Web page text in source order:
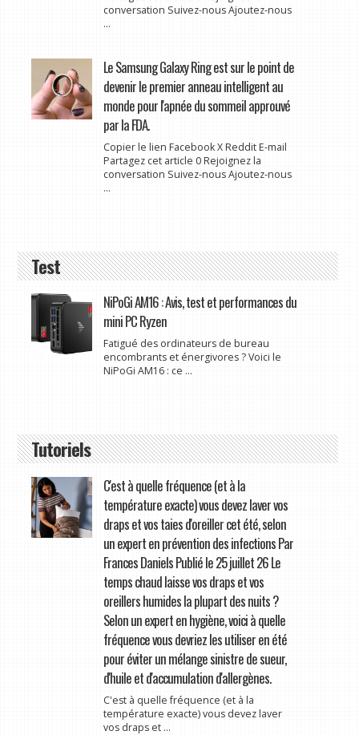
conversation Suivez-nous Ajoutez-nous
...
Le Samsung Galaxy Ring est sur le point de
devenir le premier anneau intelligent au
monde pour l'apnée du sommeil approuvé
par la FDA.
Copier le lien Facebook X Reddit E-mail
Partagez cet article 0 Rejoignez la
conversation Suivez-nous Ajoutez-nous
...
Test
NiPoGi AM16 : Avis, test et performances du
mini PC Ryzen
Fatigué des ordinateurs de bureau
encombrants et énergivores ? Voici le
NiPoGi AM16 : ce ...
Tutoriels
C'est à quelle fréquence (et à la
température exacte) vous devez laver vos
draps et vos taies d'oreiller cet été, selon
un expert en prévention des infections Par
Frances Daniels Publié le 25 juillet 26 Le
temps chaud laisse vos draps et vos
oreillers humides la plupart des nuits ?
Selon un expert en hygiène, voici à quelle
fréquence vous devriez les utiliser en été
pour éviter un mélange sinistre de sueur,
d'huile et d'accumulation d'allergènes.
C'est à quelle fréquence (et à la
température exacte) vous devez laver
vos draps et ...